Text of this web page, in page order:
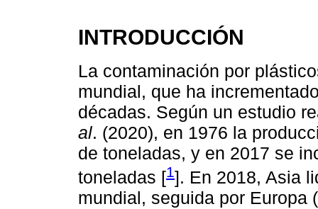
INTRODUCCIÓN
La contaminación por
mundial, que ha
décadas. Según un estudio
al. (2020), en 1976 la
de toneladas, y en 2017 se
toneladas [1]. En 2018, Asia
mundial, seguida por Europa